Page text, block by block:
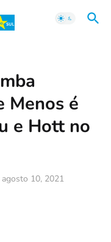
Menos é
e Hott no
10, 2021